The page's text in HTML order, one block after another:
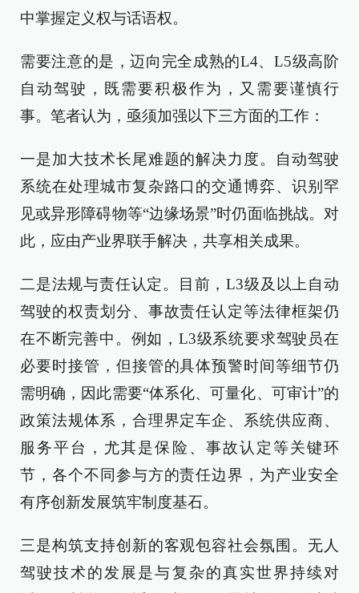
中掌握定义权与话语权。
需要注意的是，迈向完全成熟的L4、L5级高阶
自动驾驶，既需要积极作为，又需要谨慎行
事。笔者认为，亟须加强以下三方面的工作：
一是加大技术长尾难题的解决力度。自动驾驶
系统在处理城市复杂路口的交通博弈、识别罕
见或异形障碍物等“边缘场景”时仍面临挑战。对
此，应由产业界联手解决，共享相关成果。
二是法规与责任认定。目前，L3级及以上自动
驾驶的权责划分、事故责任认定等法律框架仍
在不断完善中。例如，L3级系统要求驾驶员在
必要时接管，但接管的具体预警时间等细节仍
需明确，因此需要“体系化、可量化、可审计”的
政策法规体系，合理界定车企、系统供应商、
服务平台，尤其是保险、事故认定等关键环
节，各个不同参与方的责任边界，为产业安全
有序创新发展筑牢制度基石。
三是构筑支持创新的客观包容社会氛围。无人
驾驶技术的发展是与复杂的真实世界持续对